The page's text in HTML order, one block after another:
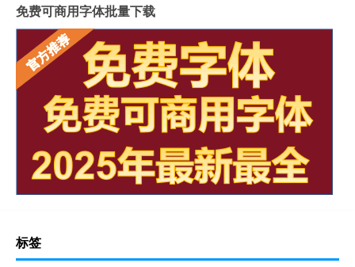
免费可商用字体批量下载
标签